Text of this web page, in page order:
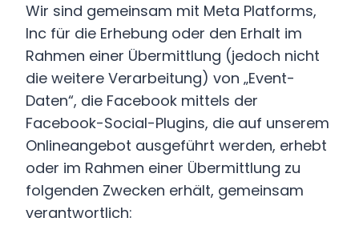
Wir sind gemeinsam mit Meta Platforms,
Inc für die Erhebung oder den Erhalt im
Rahmen einer Übermittlung (jedoch nicht
die weitere Verarbeitung) von „Event-
Daten“, die Facebook mittels der
Facebook-Social-Plugins, die auf unserem
Onlineangebot ausgeführt werden, erhebt
oder im Rahmen einer Übermittlung zu
folgenden Zwecken erhält, gemeinsam
verantwortlich: